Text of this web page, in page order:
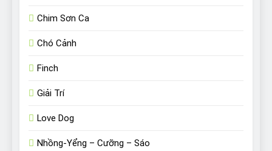
Chim Sơn Ca
Chó Cảnh
Finch
Giải Trí
Love Dog
Nhồng-Yểng – Cưỡng – Sáo